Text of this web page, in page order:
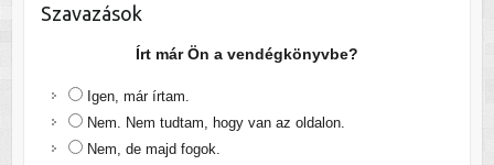
Szavazások
Írt már Ön a vendégkönyvbe?
Igen, már írtam.
Nem. Nem tudtam, hogy van az oldalon.
Nem, de majd fogok.